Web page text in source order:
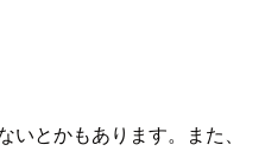
とかもあります。また、